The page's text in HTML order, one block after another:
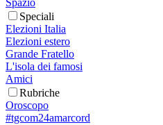
Spazio
Speciali
Elezioni Italia
Elezioni estero
Grande Fratello
L'isola dei famosi
Amici
Rubriche
Oroscopo
#tgcom24amarcord